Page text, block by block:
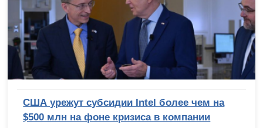
США урежут субсидии Intel более чем на
$500 млн на фоне кризиса в компании